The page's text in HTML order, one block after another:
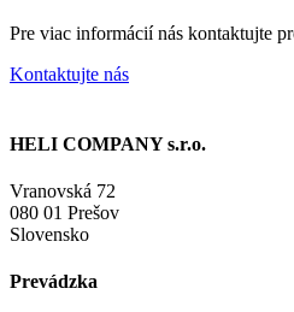
Pre viac informácií nás kontaktujte
Kontaktujte nás
HELI COMPANY s.r.o.
Vranovská 72
080 01 Prešov
Slovensko
Prevádzka